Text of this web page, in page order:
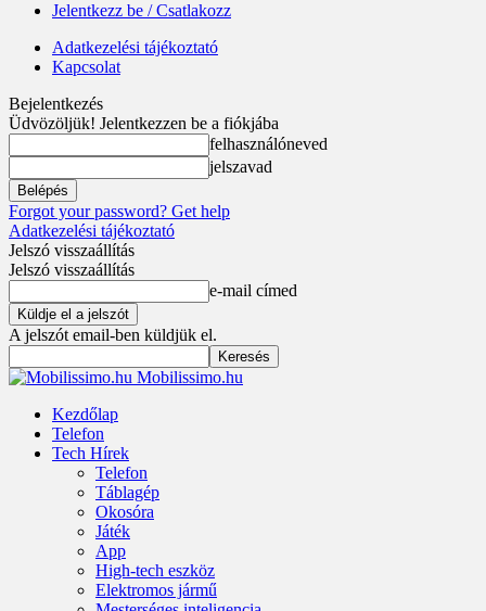
Jelentkezz be / Csatlakozz
Adatkezelési tájékoztató
Kapcsolat
Bejelentkezés
Üdvözöljük! Jelentkezzen be a fiókjába
felhasználóneved
jelszavad
Forgot your password? Get help
Adatkezelési tájékoztató
Jelszó visszaállítás
Jelszó visszaállítás
e-mail címed
A jelszót email-ben küldjük el.
Mobilissimo.hu
Kezdőlap
Telefon
Tech Hírek
Telefon
Táblagép
Okosóra
Játék
App
High-tech eszköz
Elektromos jármű